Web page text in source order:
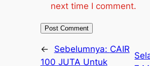
next time I comment.
← Sebelumnya: CAIR
100 JUTA Untuk